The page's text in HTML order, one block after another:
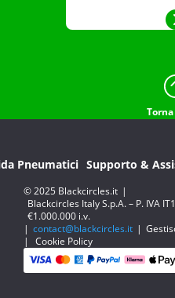
Pneumatici Supporto &
© 2025 Blackcircles.it |
Blackcircles Italy S.p.A. – P. IVA
€1.000.000 i.v.
| contact@blackcircles.it |
|
Cookie Policy